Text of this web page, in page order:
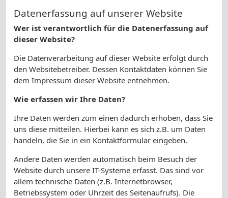
Datenerfassung auf unserer Website
Wer ist verantwortlich für die Datenerfassung auf
dieser Website?
Die Datenverarbeitung auf dieser Website erfolgt durch
den Websitebetreiber. Dessen Kontaktdaten können Sie
dem Impressum dieser Website entnehmen.
Wie erfassen wir Ihre Daten?
Ihre Daten werden zum einen dadurch erhoben, dass Sie
uns diese mitteilen. Hierbei kann es sich z.B. um Daten
handeln, die Sie in ein Kontaktformular eingeben.
Andere Daten werden automatisch beim Besuch der
Website durch unsere IT-Systeme erfasst. Das sind vor
allem technische Daten (z.B. Internetbrowser,
Betriebssystem oder Uhrzeit des Seitenaufrufs). Die